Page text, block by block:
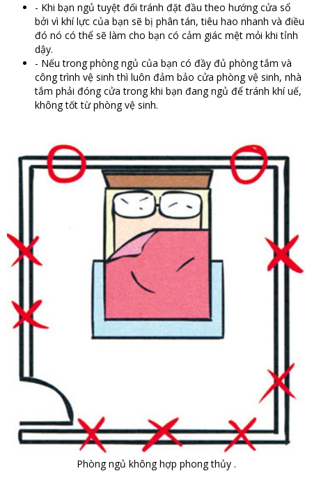
- Khi bạn ngủ tuyệt đối tránh đặt đầu theo hướng cửa sổ
bởi vì khí lực của bạn sẽ bị phân tán, tiêu hao nhanh và điều
đó nó có thể sẽ làm cho bạn có cảm giác mệt mỏi khi tỉnh
dậy.
- Nếu trong phòng ngủ của bạn có đầy đủ phòng tắm và
công trình vệ sinh thì luôn đảm bảo cửa phòng vệ sinh, nhà
tắm phải đóng cửa trong khi bạn đang ngủ để tránh khí uế,
không tốt từ phòng vệ sinh.
Phòng ngủ không hợp phong thủy .